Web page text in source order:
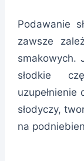
Podawanie
zawsze
smakowych.
słodkie
słodyczy,
na